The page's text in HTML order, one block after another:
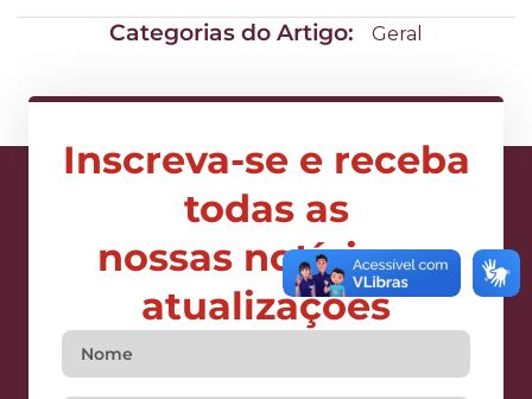
Categorias do Artigo: Geral
Inscreva-se e receba
todas as
nossas notícias e
atualizações